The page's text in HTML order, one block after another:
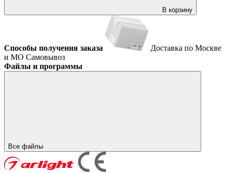
В корзину
Способы получения заказа
Доставка по Москве
и МО Самовывоз
Файлы и программы
Все файлы